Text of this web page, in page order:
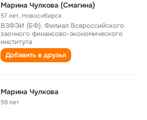
Марина Чулкова (Смагина)
57 лет, Новосибирск
ВЗФЭИ (БФ), Филиал Всероссийского
заочного финансово-экономического
института
Добавить в друзья
Марина Чулкова
59 лет